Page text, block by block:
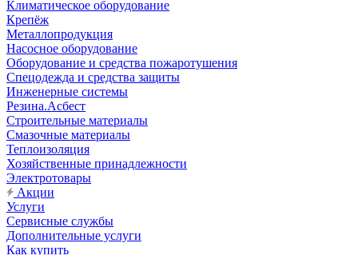
Климатическое оборудование
Крепёж
Металлопродукция
Насосное оборудование
Оборудование и средства пожаротушения
Спецодежда и средства защиты
Инженерные системы
Резина.Асбест
Строительные материалы
Смазочные материалы
Теплоизоляция
Хозяйственные принадлежности
Электротовары
Акции
Услуги
Сервисные службы
Дополнительные услуги
Как купить